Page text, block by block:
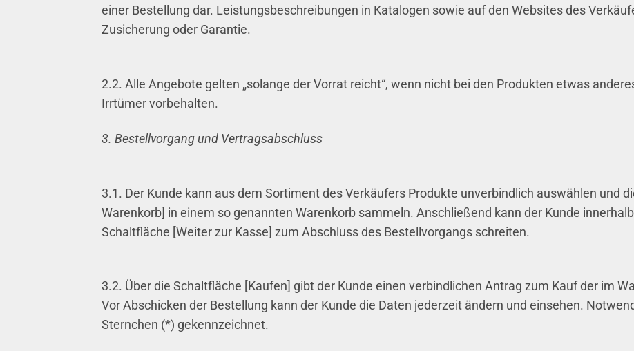
einer Bestellung dar. Leistungsbeschreibungen in Katalogen sowie auf den Websites des
Zusicherung oder Garantie.
2.2. Alle Angebote gelten „solange der Vorrat reicht“, wenn nicht bei den Produkten etwas
Irrtümer vorbehalten.
3. Bestellvorgang und Vertragsabschluss
3.1. Der Kunde kann aus dem Sortiment des Verkäufers Produkte unverbindlich auswählen und
Warenkorb] in einem so genannten Warenkorb sammeln. Anschließend kann der Kunde
Schaltfläche [Weiter zur Kasse] zum Abschluss des Bestellvorgangs schreiten.
3.2. Über die Schaltfläche [Kaufen] gibt der Kunde einen verbindlichen Antrag zum Kauf der im
Vor Abschicken der Bestellung kann der Kunde die Daten jederzeit ändern und einsehen.
Sternchen (*) gekennzeichnet.